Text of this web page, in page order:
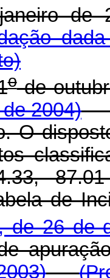
de
ode
2004)
O
de
de 26 de